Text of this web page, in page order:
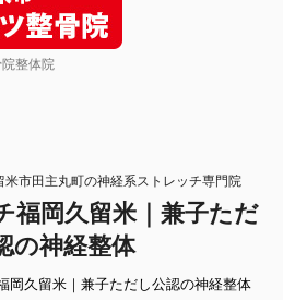
整体院
市田主丸町の神経系ストレッチ専門院
福岡久留米｜兼子ただ
の神経整体
久留米｜兼子ただし公認の神経整体